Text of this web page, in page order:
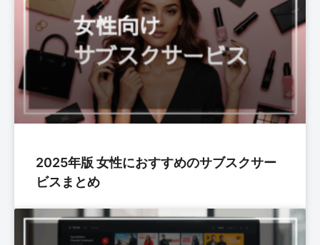
2025年版 女性におすすめのサブスクサー
ビスまとめ